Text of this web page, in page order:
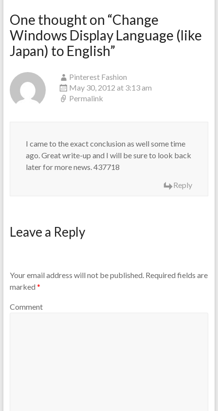
One thought on “Change
Windows Display Language (like
Japan) to English”
Pinterest Fashion
May 30, 2012 at 3:13 am
Permalink
I came to the exact conclusion as well some time
ago. Great write-up and I will be sure to look back
later for more news. 437718
Reply
Leave a Reply
Your email address will not be published. Required fields are
marked *
Comment